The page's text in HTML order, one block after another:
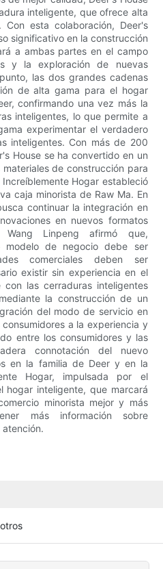
inteligente, que ofrece alta
esta colaboración, Deer's
significativo en la construcción
a ambas partes en el campo
y la exploración de nuevas
las dos grandes cadenas
de alta gama para el hogar
confirmando una vez más la
inteligentes, lo que permite a
experimentar el verdadero
inteligentes. Con más de 200
House se ha convertido en un
de construcción para
Hogar estableció
caja minorista de Raw Ma. En
continuar la integración en
en nuevos formatos
Wang Linpeng afirmó que,
modelo de negocio debe ser
comerciales deben ser
existir sin experiencia en el
las cerraduras inteligentes
la construcción de un
del modo de servicio en
a la experiencia y
entre los consumidores y las
connotación del nuevo
en la familia de Deer y en la
Hogar, impulsada por el
hogar inteligente, que marcará
minorista mejor y más
más información sobre